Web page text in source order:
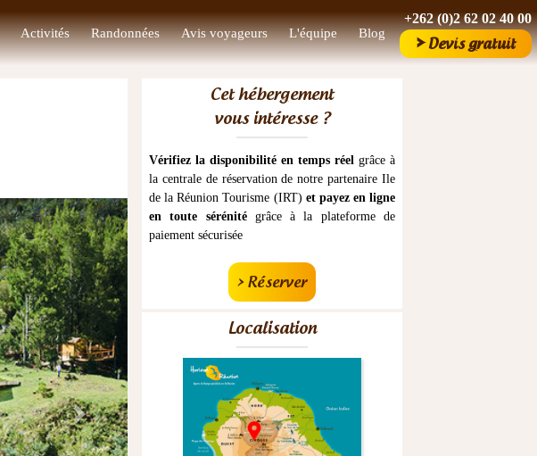
Activités Randonnées Avis voyageurs L'équipe Blog
+262 (0)2 62 02 40 00
> Devis gratuit
Next
Cet hébergement
vous intéresse ?
Vérifiez la disponibilité en temps réel grâce à
la centrale de réservation de notre partenaire Ile
de la Réunion Tourisme (IRT) et payez en ligne
en toute sérénitégrâce à la plateforme de
paiement sécurisée
> Réserver
Localisation